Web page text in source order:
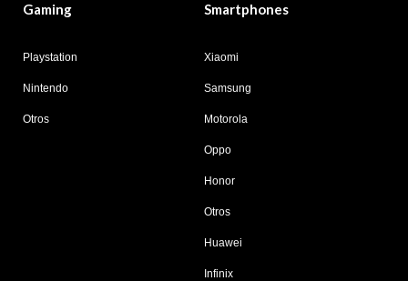
Gaming
Playstation
Nintendo
Otros
Smartphones
Xiaomi
Samsung
Motorola
Oppo
Honor
Otros
Huawei
Infinix